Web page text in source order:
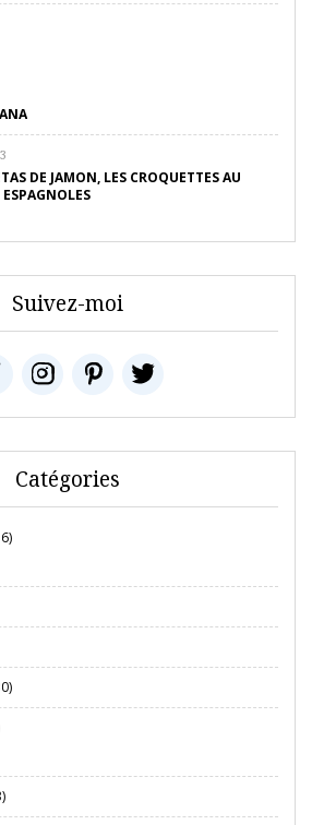
DE JAMON, LES CROQUETTES AU
Suivez-moi
Catégories